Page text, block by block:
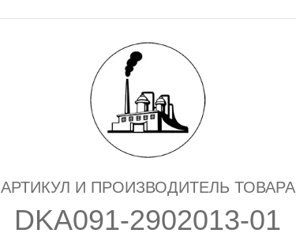
АРТИКУЛ И ПРОИЗВОДИТЕЛЬ ТОВАРА
DKА091-2902013-01